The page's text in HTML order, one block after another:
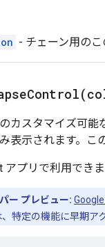
- チェーン用のこ
カスタマイズ可能
表示されます。こ
アプリで利用でき
ー プレビュー:
特定の機能に早期ア